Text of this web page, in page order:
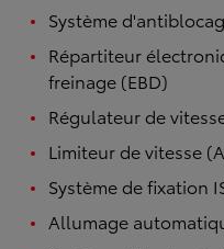
Système
Répartiteur
freinage (EBD)
Régulateur de
Limiteur de vitesse
Système de fixation
Allumage